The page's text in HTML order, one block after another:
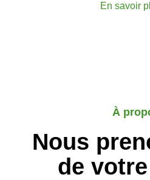
En savoir
À
Nous
de